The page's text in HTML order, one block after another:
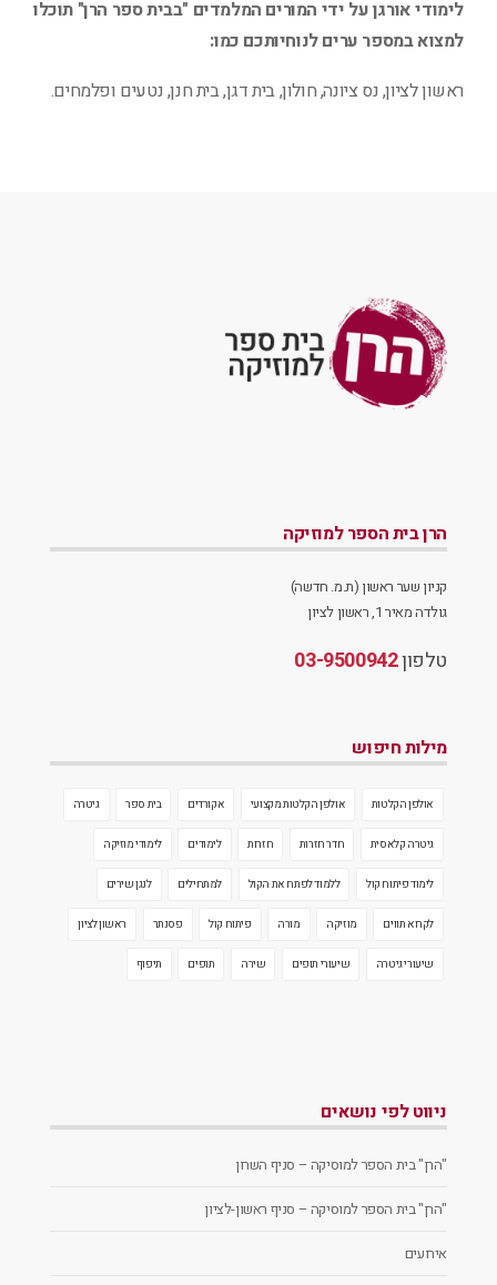
לימודי אורגן על ידי המורים המלמדים "בבית ספר הרן" תוכלו
למצוא במספר ערים לנוחיותכם כמו:
ראשון לציון, נס ציונה, חולון, בית דגן, בית חנן, נטעים ופלמחים.
הרן בית הספר למוזיקה
קניון שער ראשון (ת.מ. חדשה)
גולדה מאיר 1, ראשון לציון
טלפון03-9500942
מילות חיפוש
אולפן הקלטות אולפן הקלטות מקצועי אקורדים בית ספר גיטרה
גיטרה קלאסית חדר חזרות חזרות לימודים לימודי מוזיקה
לימוד פיתוח קול ללמוד לפתח את הקול למתחילים לנגן שירים
לקרוא תווים מוזיקה מורה פיתוח קול פסנתר ראשון לציון
שיעורי גיטרה שיעורי תופים שירה תופים תיפוף
ניווט לפי נושאים
"הרן" בית הספר למוסיקה – סניף השרון
"הרן" בית הספר למוסיקה – סניף ראשון-לציון
אירועים